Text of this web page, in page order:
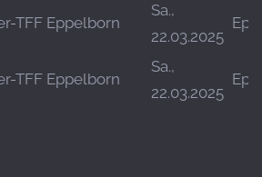
TFF Eppelborn
Sa.,
22.03.2025
TFF Eppelborn
Sa.,
22.03.2025